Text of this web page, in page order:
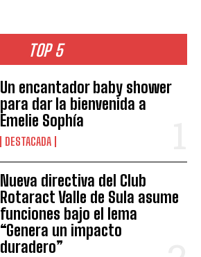
TOP 5
Un encantador baby shower
para dar la bienvenida a
Emelie Sophía
DESTACADA
Nueva directiva del Club
Rotaract Valle de Sula asume
funciones bajo el lema
“Genera un impacto
duradero”